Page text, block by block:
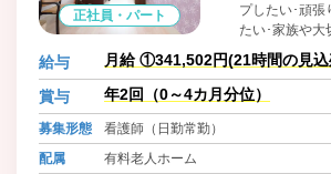
正社員・パート
プしたい･頑張
たい･家族や大
給与
月給 ①341,502円(21時間の見込
含む)
賞与 年2回（0～4カ月分位）
募集形態
看護師（日勤常勤）
配属
有料老人ホーム